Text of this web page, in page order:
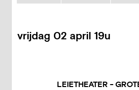
vrijdag 02 april 19u
LEIETHEATER -